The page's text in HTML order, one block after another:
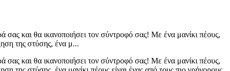
σας και θα ικανοποιήσει τον σύντροφό σας! Με ένα μανίκι πέους,
της στύσης, ένα μ...
σας και θα ικανοποιήσει τον σύντροφό σας! Με ένα μανίκι πέους,